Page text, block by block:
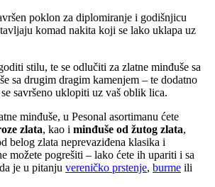
poklon za diplomiranje i godišnjicu
komad nakita koji se lako uklapa uz
stilu, te se odlučiti za zlatne minđuše sa
sa drugim dragim kamenjem – te dodatno
savršeno uklopiti uz vaš oblik lica.
minđuše, u Pesonal asortimanu ćete
zlata, kao i minđuše od žutog zlata,
belog zlata neprevaziđena klasika i
možete pogrešiti – lako ćete ih upariti i sa
je u pitanju vereničko prstenje, burme ili